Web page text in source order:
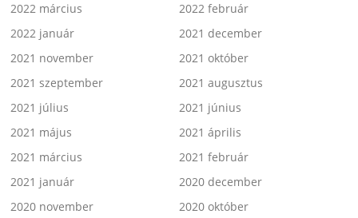
2022 március
2022 február
2022 január
2021 december
2021 november
2021 október
2021 szeptember
2021 augusztus
2021 július
2021 június
2021 május
2021 április
2021 március
2021 február
2021 január
2020 december
2020 november
2020 október